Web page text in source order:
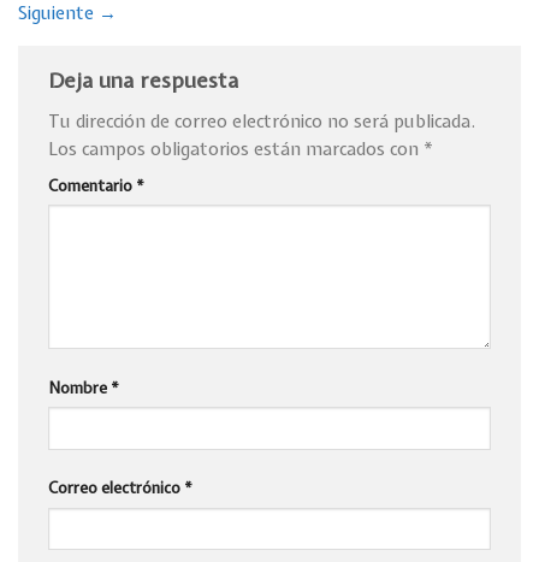
Siguiente →
Deja una respuesta
Tu dirección de correo electrónico no será publicada.
Los campos obligatorios están marcados con *
Comentario *
Nombre *
Correo electrónico *